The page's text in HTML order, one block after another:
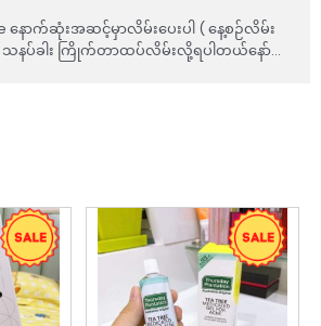
နောက်ဆုံးအဆင့်မှာလိမ်းပေးပါ ( နေ့စဉ်လိမ်း
နပ်ခါး ကြိုက်တာထပ်လိမ်းလို့ရပါတယ်နော်…
Current
price
is:
49,000 Ks.
Original
price
was:
54,000 Ks.
Current
price
is:
39,000 Ks.